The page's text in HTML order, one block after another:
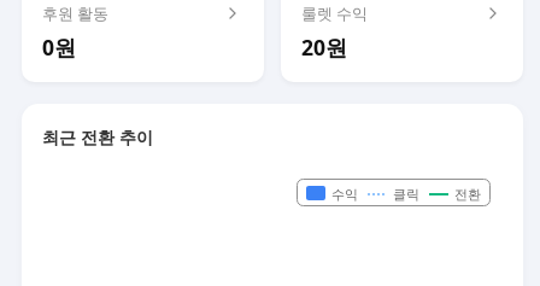
후원 활동
0원
룰렛 수익
20원
최근 전환 추이